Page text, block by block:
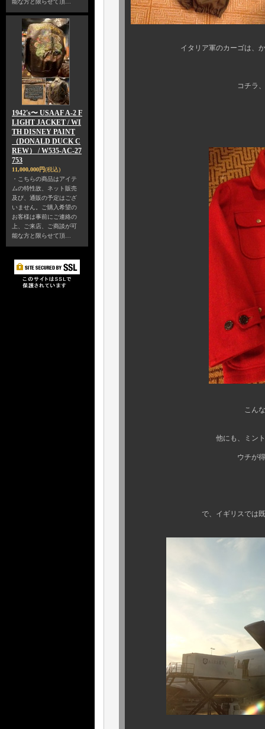
能な方と限らせて頂…
1942's〜 USAAF A-2 F
LIGHT JACKET / WI
TH DISNEY PAINT
（DONALD DUCK C
REW） / W535-AC-27
753
11,000,000円(税込)
・こちらの商品はアイテ
ムの特性故、ネット販売
及び、通販の予定はござ
いません。ご購入希望の
お客様は事前にご連絡の
上、ご来店、ご商談が可
能な方と限らせて頂…
イタリア軍のカーゴは、かなり
コチラ、滅多にお目に
こんな秀逸ハンティン
他にも、ミントコンディシ
ウチが得意とする、サ
で、イギリスでは既に皆様周